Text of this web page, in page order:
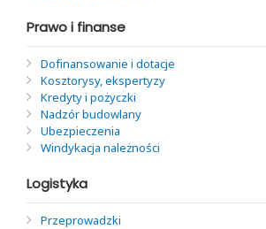
Prawo i finanse
Dofinansowanie i dotacje
Kosztorysy, ekspertyzy
Kredyty i pożyczki
Nadzór budowlany
Ubezpieczenia
Windykacja należności
Logistyka
Przeprowadzki